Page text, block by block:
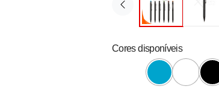
Cores disponíveis